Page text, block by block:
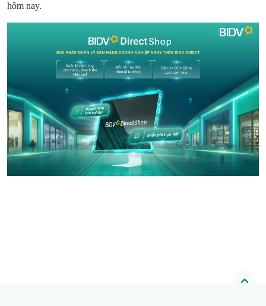
hôm nay.